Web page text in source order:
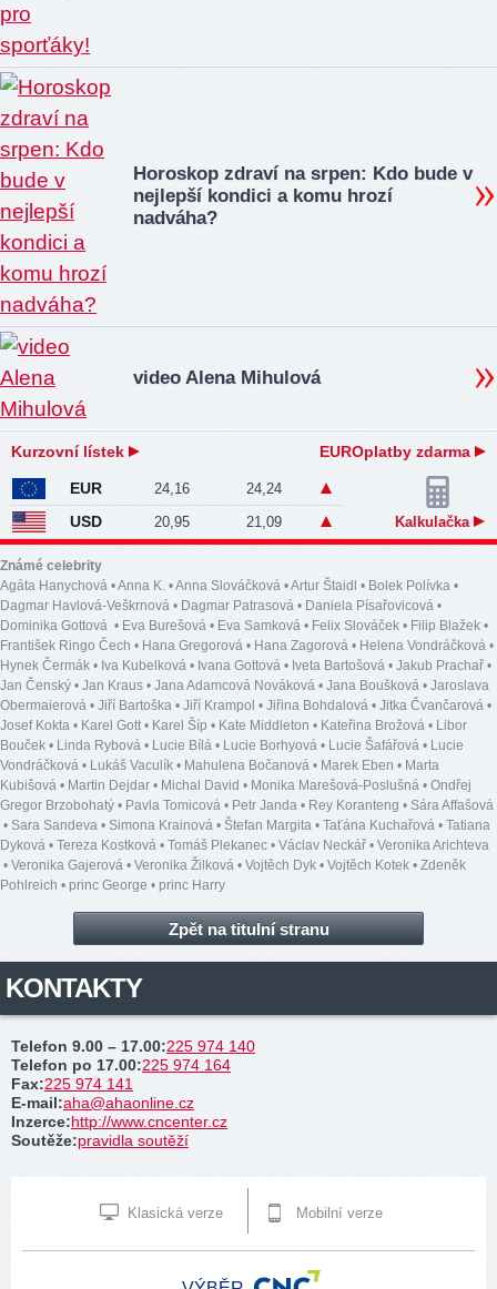
Horoskop zdraví na srpen: Kdo bude v
nejlepší kondici a komu hrozí
nadváha?
video Alena Mihulová
Kurzovní lístek EUROplatby zdarma
EUR 24,16 24,24
USD 20,95 21,09 Kalkulačka
Známé celebrity
Agáta Hanychová •Anna K. •Anna Slováčková •Artur Štaidl • Bolek Polívka •
Dagmar Havlová-Veškrnová • Dagmar Patrasová • Daniela Písařovicová •
Dominika Gottová • Eva Burešová • Eva Samková • Felix Slováček • Filip Blažek •
František Ringo Čech • Hana Gregorová • Hana Zagorová • Helena Vondráčková •
Hynek Čermák • Iva Kubelková • Ivana Gottová • Iveta Bartošová • Jakub Prachař •
Jan Čenský • Jan Kraus • Jana Adamcová Nováková • Jana Boušková • Jaroslava
Obermaierová • Jiří Bartoška • Jiří Krampol • Jiřina Bohdalová • Jitka Čvančarová •
Josef Kokta • Karel Gott• Karel Šíp • Kate Middleton • Kateřina Brožová • Libor
Bouček • Linda Rybová • Lucie Bílá • Lucie Borhyová • Lucie Šafářová • Lucie
Vondráčková • Lukáš Vaculík • Mahulena Bočanová • Marek Eben • Marta
Kubišová • Martin Dejdar • Michal David • Monika Marešová-Poslušná • Ondřej
Gregor Brzobohatý • Pavla Tomicová • Petr Janda • Rey Koranteng • Sára Affašová
• Sara Sandeva • Simona Krainová • Štefan Margita • Taťána Kuchařová • Tatiana
Dyková • Tereza Kostková • Tomáš Plekanec • Václav Neckář • Veronika Arichteva
• Veronika Gajerová • Veronika Žilková • Vojtěch Dyk • Vojtěch Kotek • Zdeněk
Pohlreich • princ George • princ Harry
Zpět na titulní stranu
KONTAKTY
Telefon 9.00 – 17.00:225 974 140
Telefon po 17.00:225 974 164
Fax:225 974 141
E-mail:aha@ahaonline.cz
Inzerce:http://www.cncenter.cz
Soutěže:pravidla soutěží
Klasická verze Mobilní verze